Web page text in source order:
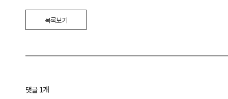
목록보기
댓글 1개